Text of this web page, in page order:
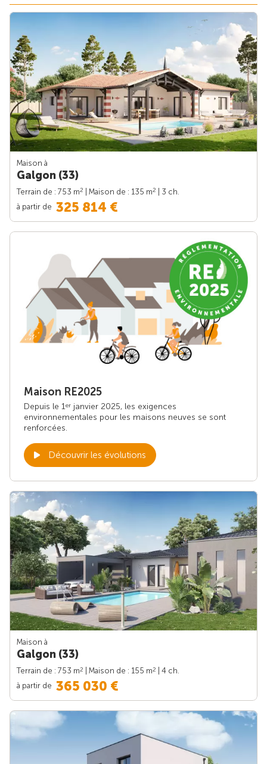
Maison à
Galgon (33)
Terrain de : 753 m2 | Maison de : 135 m2
| 3 ch.
à partir de 325 814 €
Maison RE2025
Depuis le 1er janvier 2025, les exigences
environnementales pour les maisons neuves se sont
renforcées.
Découvrir les évolutions
Maison à
Galgon (33)
Terrain de : 753 m2 | Maison de : 155 m2
| 4 ch.
à partir de 365 030 €